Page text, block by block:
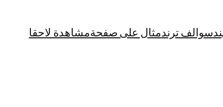
سوالف ترندمثال على صفحةمشاهدة لاحقا